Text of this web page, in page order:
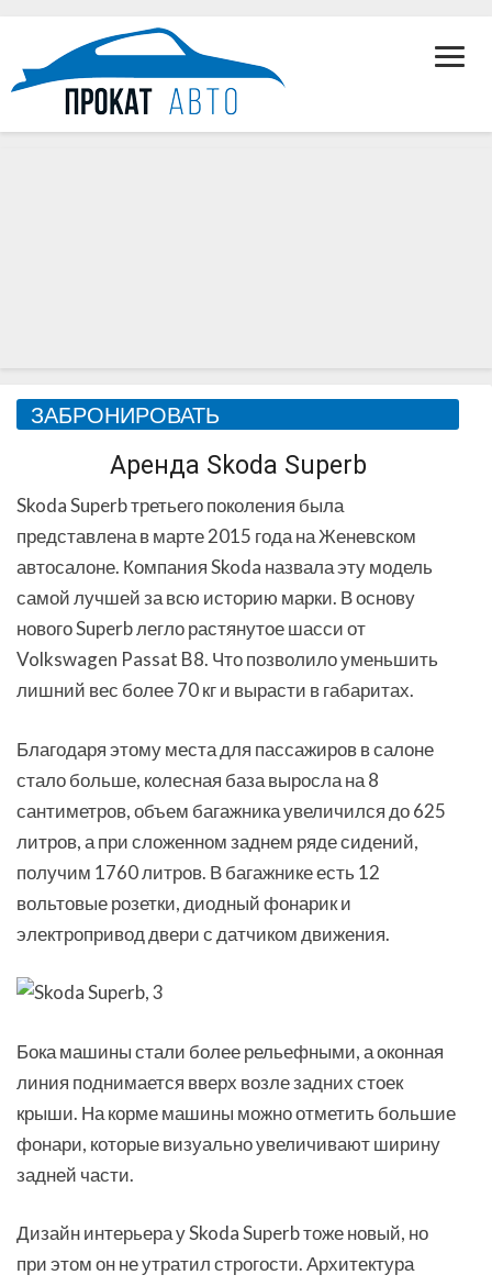
Skoda
Superb
ЗАБРОНИРОВАТЬ
Аренда Skoda Superb
Skoda Superb третьего поколения была
представлена в марте 2015 года на Женевском
автосалоне. Компания Skoda назвала эту модель
самой лучшей за всю историю марки. В основу
нового Superb легло растянутое шасси от
Volkswagen Passat B8. Что позволило уменьшить
лишний вес более 70 кг и вырасти в габаритах.
Благодаря этому места для пассажиров в салоне
стало больше, колесная база выросла на 8
сантиметров, объем багажника увеличился до 625
литров, а при сложенном заднем ряде сидений,
получим 1760 литров. В багажнике есть 12
вольтовые розетки, диодный фонарик и
электропривод двери с датчиком движения.
Бока машины стали более рельефными, а оконная
линия поднимается вверх возле задних стоек
крыши. На корме машины можно отметить большие
фонари, которые визуально увеличивают ширину
задней части.
Дизайн интерьера у Skoda Superb тоже новый, но
при этом он не утратил строгости. Архитектура